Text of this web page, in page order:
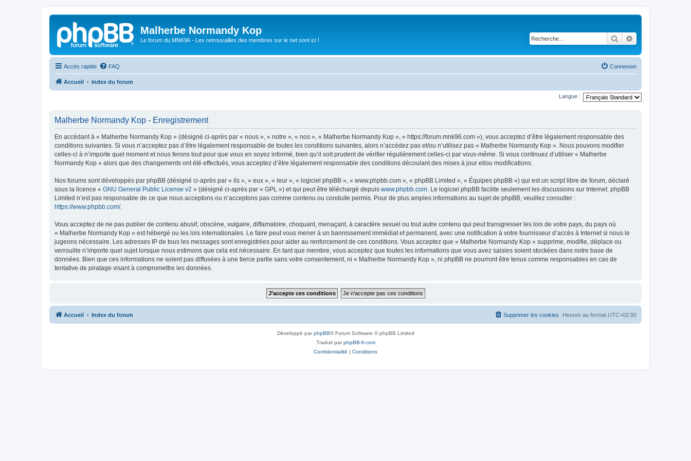
Malherbe Normandy Kop
Le forum du MNK96 - Les retrouvailles des membres sur le net sont ici ! Rechercher
Accès rapide FAQ Connexion
Accueil Index du forum
Langue :
Malherbe Normandy Kop - Enregistrement
En accédant à « Malherbe Normandy Kop » (désigné ci-après par « nous », « notre », « nos », « Malherbe Normandy Kop », « https://forum.mnk96.com »), vous acceptez d’être légalement responsable des
conditions suivantes. Si vous n’acceptez pas d’être légalement responsable de toutes les conditions suivantes, alors n’accédez pas et/ou n’utilisez pas « Malherbe Normandy Kop ». Nous pouvons modifier
celles-ci à n’importe quel moment et nous ferons tout pour que vous en soyez informé, bien qu’il soit prudent de vérifier régulièrement celles-ci par vous-même. Si vous continuez d’utiliser « Malherbe
Normandy Kop » alors que des changements ont été effectués, vous acceptez d’être légalement responsable des conditions découlant des mises à jour et/ou modifications.
Nos forums sont développés par phpBB (désigné ci-après par « ils », « eux », « leur », « logiciel phpBB », « www.phpbb.com », « phpBB Limited », « Équipes phpBB ») qui est un script libre de forum, déclaré
sous la licence « GNU General Public License v2 » (désigné ci-après par « GPL ») et qui peut être téléchargé depuis www.phpbb.com. Le logiciel phpBB facilite seulement les discussions sur Internet. phpBB
Limited n’est pas responsable de ce que nous acceptons ou n’acceptons pas comme contenu ou conduite permis. Pour de plus amples informations au sujet de phpBB, veuillez consulter :
https://www.phpbb.com/.
Vous acceptez de ne pas publier de contenu abusif, obscène, vulgaire, diffamatoire, choquant, menaçant, à caractère sexuel ou tout autre contenu qui peut transgresser les lois de votre pays, du pays où
« Malherbe Normandy Kop » est hébergé ou les lois internationales. Le faire peut vous mener à un bannissement immédiat et permanent, avec une notification à votre fournisseur d’accès à Internet si nous le
jugeons nécessaire. Les adresses IP de tous les messages sont enregistrées pour aider au renforcement de ces conditions. Vous acceptez que « Malherbe Normandy Kop » supprime, modifie, déplace ou
verrouille n’importe quel sujet lorsque nous estimons que cela est nécessaire. En tant que membre, vous acceptez que toutes les informations que vous avez saisies soient stockées dans notre base de
données. Bien que ces informations ne soient pas diffusées à une tierce partie sans votre consentement, ni « Malherbe Normandy Kop », ni phpBB ne pourront être tenus comme responsables en cas de
tentative de piratage visant à compromettre les données.
Accueil Index du forum Heures au format UTC+02:00
Supprimer les cookies
Développé parphpBB® Forum Software © phpBB Limited
Traduit parphpBB-fr.com
Confidentialité | Conditions